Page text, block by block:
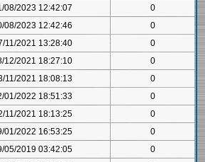
08/2023 12:42:07
0
08/2023 12:42:46
0
11/2021 13:28:40
0
12/2021 18:27:10
0
11/2021 18:08:13
0
01/2022 18:51:33
0
11/2021 18:13:25
0
01/2022 16:53:25
0
05/2019 03:42:05
0